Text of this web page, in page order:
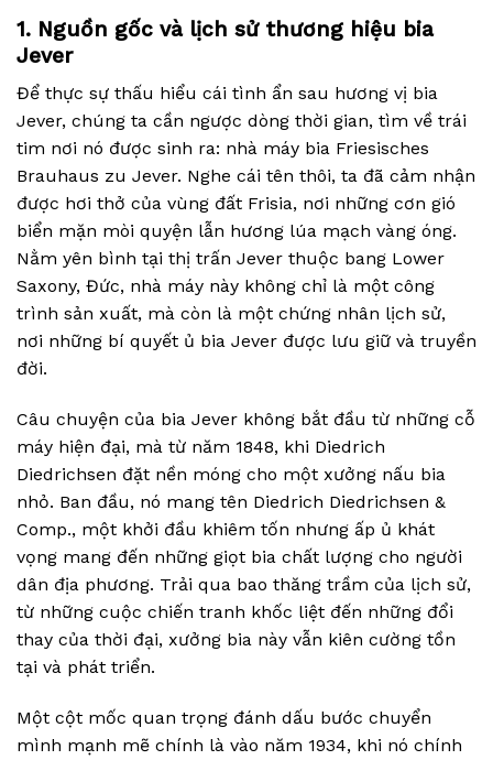
1. Nguồn gốc và lịch sử thương hiệu bia
Jever
Để thực sự thấu hiểu cái tình ẩn sau hương vị bia
Jever, chúng ta cần ngược dòng thời gian, tìm về trái
tim nơi nó được sinh ra: nhà máy bia Friesisches
Brauhaus zu Jever. Nghe cái tên thôi, ta đã cảm nhận
được hơi thở của vùng đất Frisia, nơi những cơn gió
biển mặn mòi quyện lẫn hương lúa mạch vàng óng.
Nằm yên bình tại thị trấn Jever thuộc bang Lower
Saxony, Đức, nhà máy này không chỉ là một công
trình sản xuất, mà còn là một chứng nhân lịch sử,
nơi những bí quyết ủ bia Jever được lưu giữ và truyền
đời.
Câu chuyện của bia Jever không bắt đầu từ những cỗ
máy hiện đại, mà từ năm 1848, khi Diedrich
Diedrichsen đặt nền móng cho một xưởng nấu bia
nhỏ. Ban đầu, nó mang tên Diedrich Diedrichsen &
Comp., một khởi đầu khiêm tốn nhưng ấp ủ khát
vọng mang đến những giọt bia chất lượng cho người
dân địa phương. Trải qua bao thăng trầm của lịch sử,
từ những cuộc chiến tranh khốc liệt đến những đổi
thay của thời đại, xưởng bia này vẫn kiên cường tồn
tại và phát triển.
Một cột mốc quan trọng đánh dấu bước chuyển
mình mạnh mẽ chính là vào năm 1934, khi nó chính